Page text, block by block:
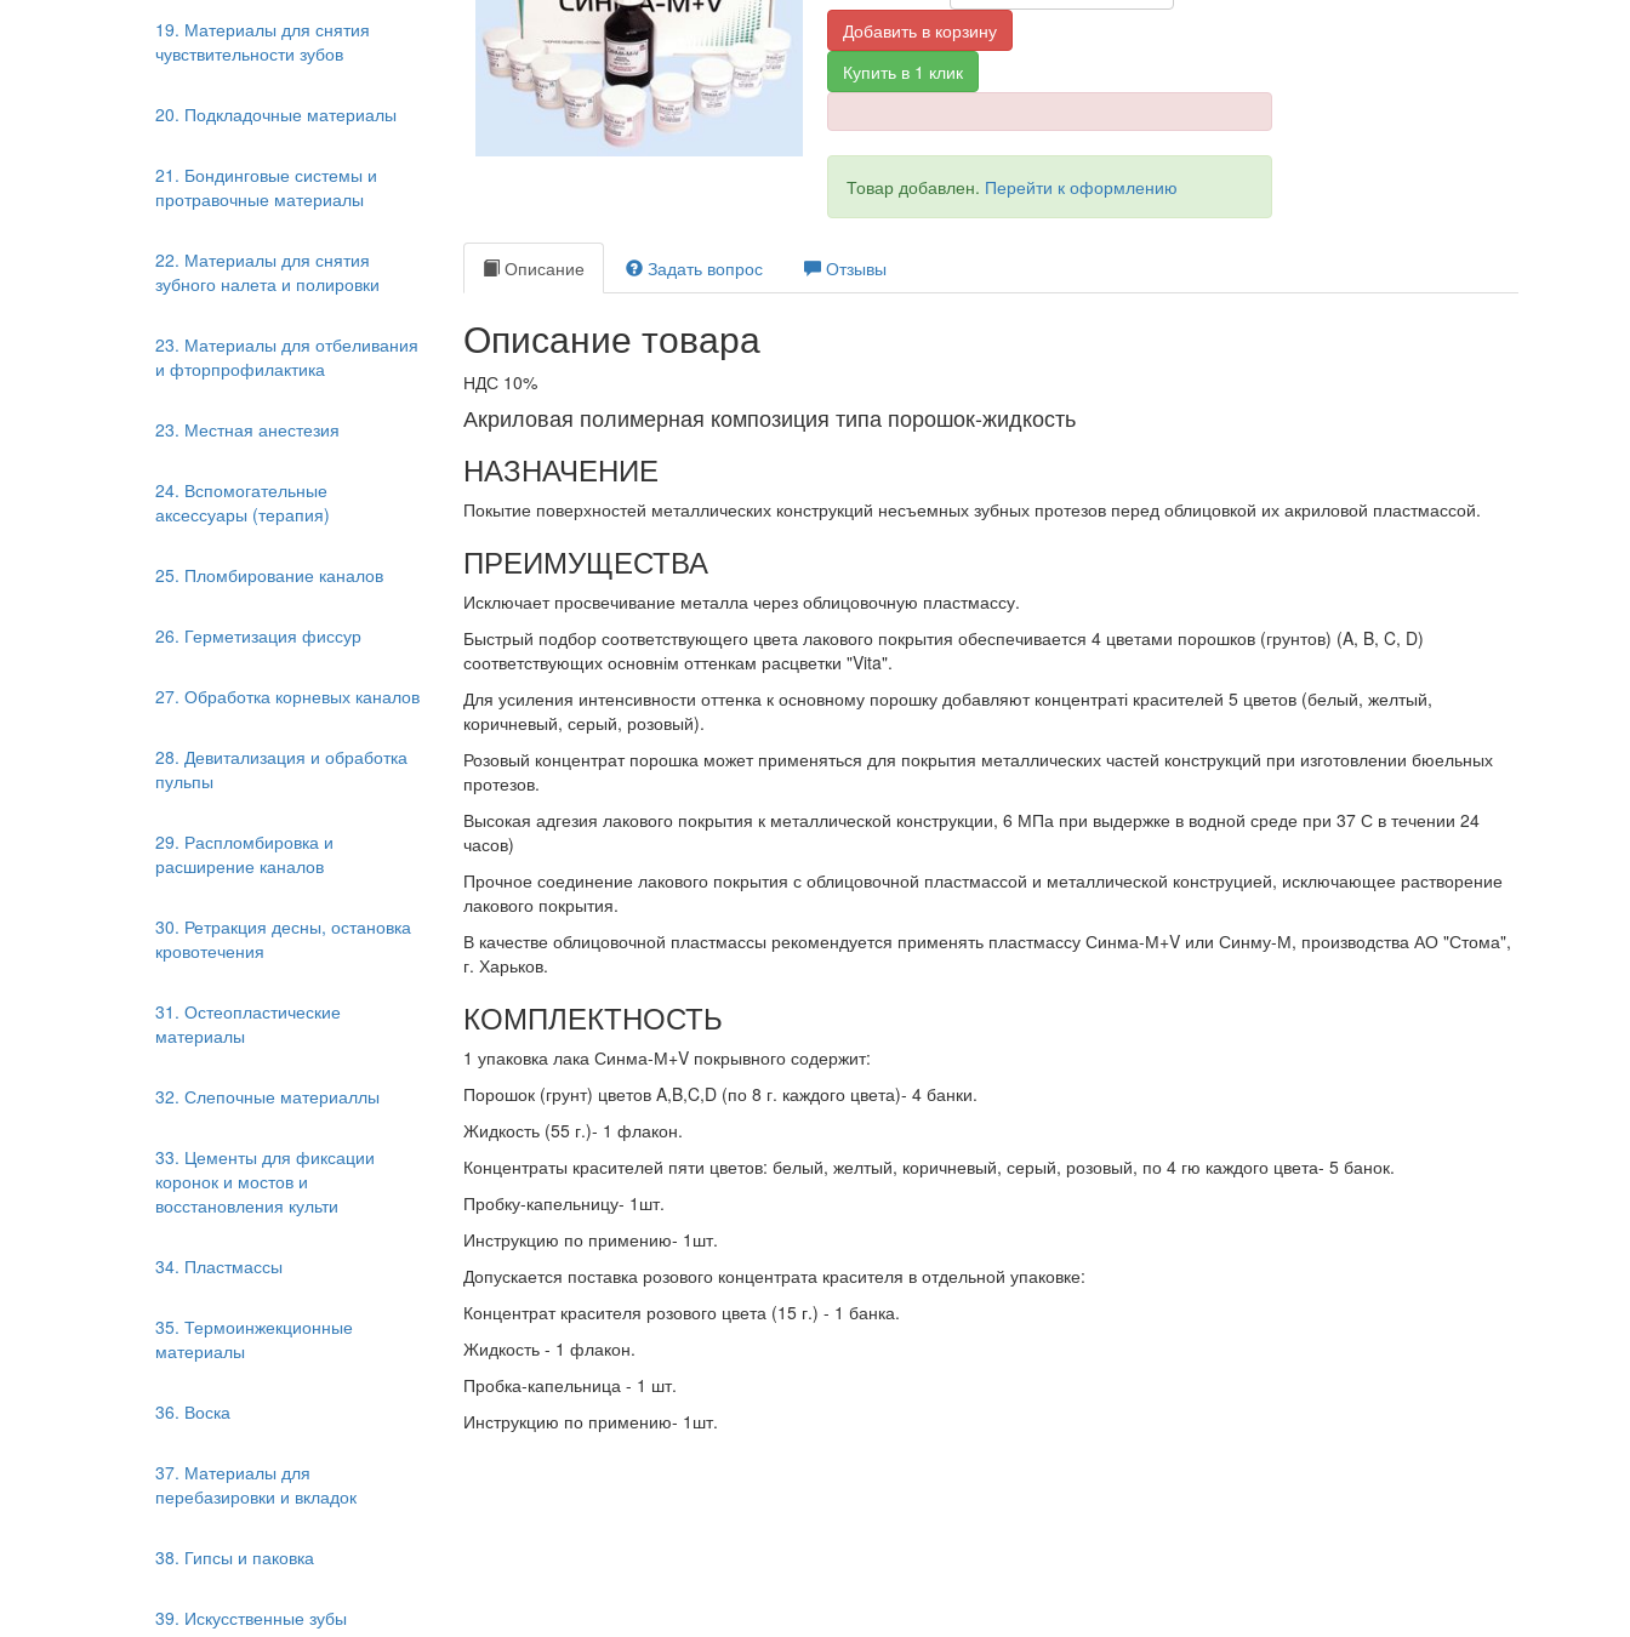
19. Материалы для снятия
чувствительности зубов
20. Подкладочные материалы
21. Бондинговые системы и
протравочные материалы
22. Материалы для снятия
зубного налета и полировки
23. Материалы для отбеливания
и фторпрофилактика
23. Местная анестезия
24. Вспомогательные
аксессуары (терапия)
25. Пломбирование каналов
26. Герметизация фиссур
27. Обработка корневых каналов
28. Девитализация и обработка
пульпы
29. Распломбировка и
расширение каналов
30. Ретракция десны, остановка
кровотечения
31. Остеопластические
материалы
32. Слепочные материаллы
33. Цементы для фиксации
коронок и мостов и
восстановления культи
34. Пластмассы
35. Термоинжекционные
материалы
36. Воска
37. Материалы для
перебазировки и вкладок
38. Гипсы и паковка
39. Искусственные зубы
Добавить в корзину
Купить в 1 клик
Товар добавлен. Перейти к оформлению
Описание Задать вопрос Отзывы
Описание товара
НДС 10%
Акриловая полимерная композиция типа порошок-жидкость
НАЗНАЧЕНИЕ
Покытие поверхностей металлических конструкций несъемных зубных протезов перед облицовкой их акриловой пластмассой.
ПРЕИМУЩЕСТВА
Исключает просвечивание металла через облицовочную пластмассу.
Быстрый подбор соответствующего цвета лакового покрытия обеспечивается 4 цветами порошков (грунтов) (A, B, C, D)
соответствующих основнім оттенкам расцветки "Vita".
Для усиления интенсивности оттенка к основному порошку добавляют концентраті красителей 5 цветов (белый, желтый,
коричневый, серый, розовый).
Розовый концентрат порошка может применяться для покрытия металлических частей конструкций при изготовлении бюельных
протезов.
Высокая адгезия лакового покрытия к металлической конструкции, 6 МПа при выдержке в водной среде при 37 С в течении 24
часов)
Прочное соединение лакового покрытия с облицовочной пластмассой и металлической конструцией, исключающее растворение
лакового покрытия.
В качестве облицовочной пластмассы рекомендуется применять пластмассу Синма-М+V или Синму-М, производства АО "Стома",
г. Харьков.
КОМПЛЕКТНОСТЬ
1 упаковка лака Синма-М+V покрывного содержит:
Порошок (грунт) цветов A,B,C,D (по 8 г. каждого цвета)- 4 банки.
Жидкость (55 г.)- 1 флакон.
Концентраты красителей пяти цветов: белый, желтый, коричневый, серый, розовый, по 4 гю каждого цвета- 5 банок.
Пробку-капельницу- 1шт.
Инструкцию по примению- 1шт.
Допускается поставка розового концентрата красителя в отдельной упаковке:
Концентрат красителя розового цвета (15 г.) - 1 банка.
Жидкость - 1 флакон.
Пробка-капельница - 1 шт.
Инструкцию по примению- 1шт.